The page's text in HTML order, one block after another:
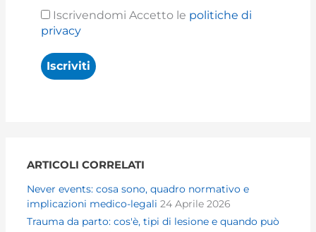
Iscrivendomi Accetto le politiche di
privacy
ARTICOLI CORRELATI
Never events: cosa sono, quadro normativo e
implicazioni medico-legali 24 Aprile 2026
Trauma da parto: cos'è, tipi di lesione e quando può